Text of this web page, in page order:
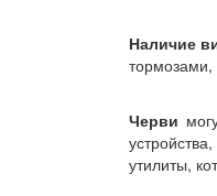
Наличие
Черви
утилиты,